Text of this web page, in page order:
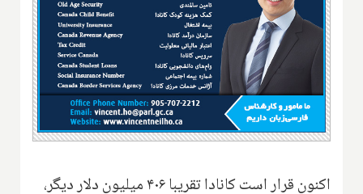
اکنون قرار است کانادا تقریبا ۴۰۶ میلیون دلار دیگر،